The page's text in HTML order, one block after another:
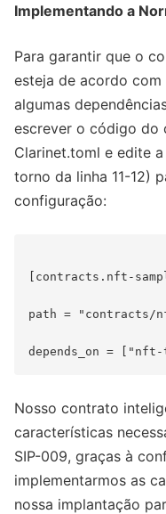
Implementando a
Para garantir que o
esteja de acordo
algumas
escrever o código do
Clarinet.toml e edite
torno da linha 11-12)
configuração:
[contracts.nft-
path = "contracts/
Nosso contrato
características
SIP-009, graças à
implementarmos as
nossa implantação